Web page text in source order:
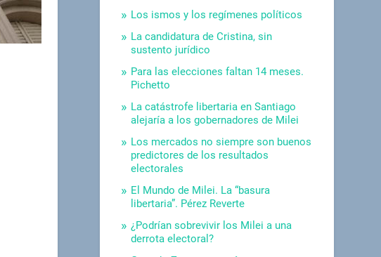
Los ismos y los regímenes políticos
La candidatura de Cristina, sin
sustento jurídico
Para las elecciones faltan 14 meses.
Pichetto
La catástrofe libertaria en Santiago
alejaría a los gobernadores de Milei
Los mercados no siempre son buenos
predictores de los resultados
electorales
El Mundo de Milei. La “basura
libertaria”. Pérez Reverte
¿Podrían sobrevivir los Milei a una
derrota electoral?